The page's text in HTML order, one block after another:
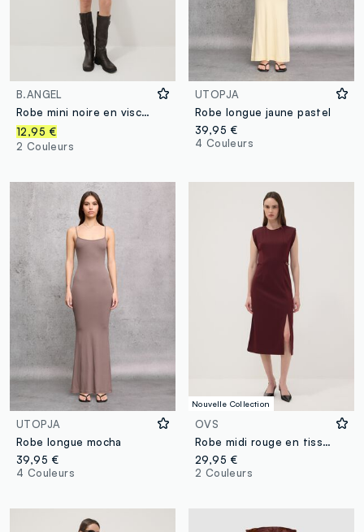
B.ANGEL
Robe mini noire en viscose stretch
12,95 €
2 Couleurs
UTOPJA
Robe longue jaune pastel
39,95 €
4 Couleurs
UTOPJA
Robe longue mocha
39,95 €
4 Couleurs
Nouvelle Collection
OVS
Robe midi rouge en tissu stretch, coupe slim
29,95 €
2 Couleurs